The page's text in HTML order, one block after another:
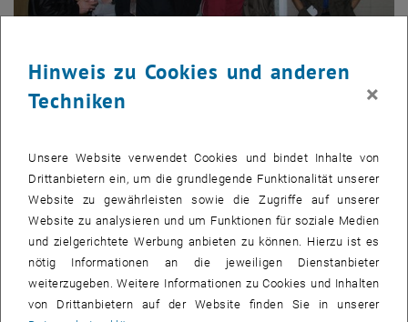
Gruppenfoto im Flughafen Wien-Schwechat
Gruppenfoto im Flughafen Wien-Schwechat
Hinweis zu Cookies und anderen
Techniken
×
Unsere Website verwendet Cookies und bindet Inhalte von
Drittanbietern ein, um die grundlegende Funktionalität unserer
Website zu gewährleisten sowie die Zugriffe auf unserer
Website zu analysieren und um Funktionen für soziale Medien
und zielgerichtete Werbung anbieten zu können. Hierzu ist es
nötig Informationen an die jeweiligen Dienstanbieter
weiterzugeben. Weitere Informationen zu Cookies und Inhalten
von Drittanbietern auf der Website finden Sie in unserer